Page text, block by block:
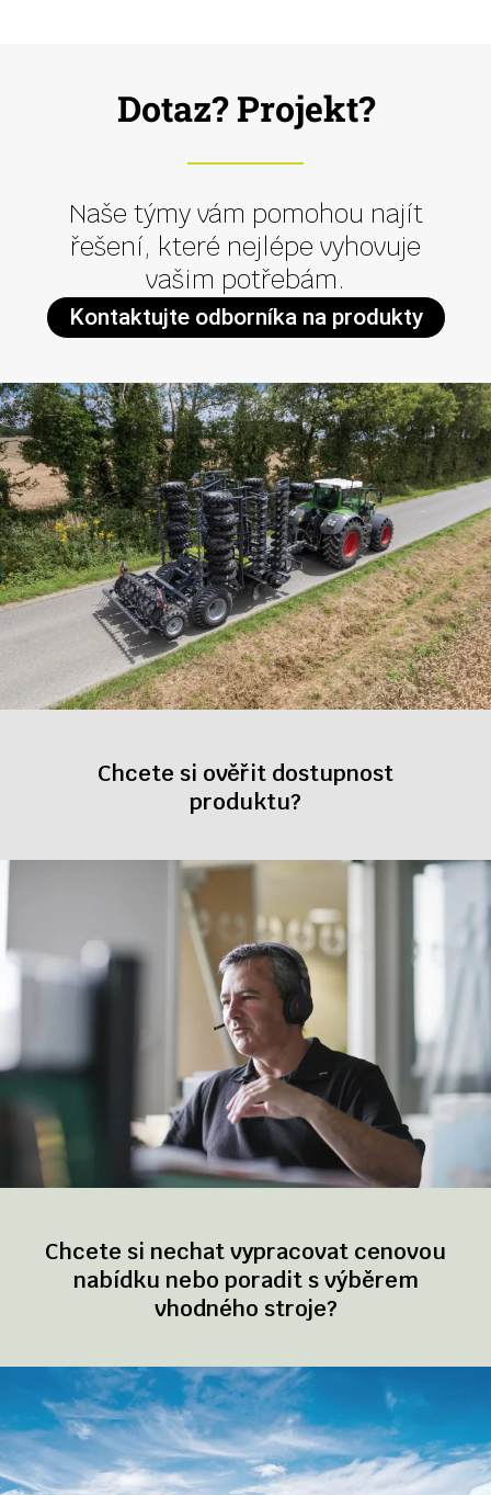
Dotaz? Projekt?
Naše týmy vám pomohou najít
řešení, které nejlépe vyhovuje
vašim potřebám.
Kontaktujte odborníka na produkty
Chcete si ověřit dostupnost
produktu?
Chcete si nechat vypracovat cenovou
nabídku nebo poradit s výběrem
vhodného stroje?